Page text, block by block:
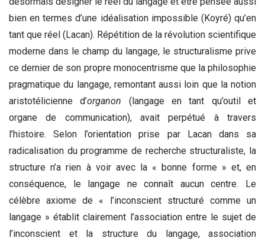
bien en termes d’une idéalisation impossible (Koyré) qu’en
tant que réel (Lacan). Répétition de la révolution scientifique
moderne dans le champ du langage, le structuralisme prive
ce dernier de son propre monocentrisme que la philosophie
pragmatique du langage, remontant aussi loin que la notion
aristotélicienne d’organon (langage en tant qu’outil et
organe de communication), avait perpétué à travers
l’histoire. Selon l’orientation prise par Lacan dans sa
radicalisation du programme de recherche structuraliste, la
structure n’a rien à voir avec la « bonne forme » et, en
conséquence, le langage ne connaît aucun centre. Le
célèbre axiome de « l’inconscient structuré comme un
langage » établit clairement l’association entre le sujet de
l’inconscient et la structure du langage, association